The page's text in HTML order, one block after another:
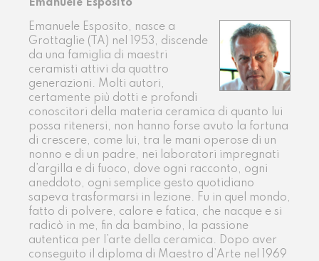
Emanuele Esposito
Emanuele Esposito, nasce a
Grottaglie (TA) nel 1953, discende
da una famiglia di maestri
ceramisti attivi da quattro
generazioni. Molti autori,
certamente più dotti e profondi
conoscitori della materia ceramica di quanto lui
possa ritenersi, non hanno forse avuto la fortuna
di crescere, come lui, tra le mani operose di un
nonno e di un padre, nei laboratori impregnati
d’argilla e di fuoco, dove ogni racconto, ogni
aneddoto, ogni semplice gesto quotidiano
sapeva trasformarsi in lezione. Fu in quel mondo,
fatto di polvere, calore e fatica, che nacque e si
radicò in me, fin da bambino, la passione
autentica per l’arte della ceramica. Dopo aver
conseguito il diploma di Maestro d’Arte nel 1969